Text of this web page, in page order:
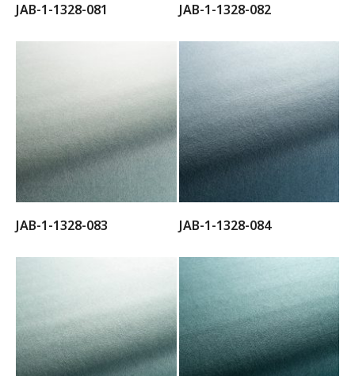
JAB-1-1328-081 JAB-1-1328-082
JAB-1-1328-083 JAB-1-1328-084